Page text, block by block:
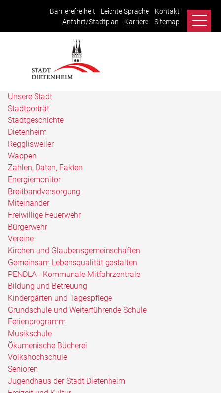
Barrierefreiheit Leichte Sprache
Kontakt
Anfahrt/Stadtplan
Karriere Sitemap
Unsere Stadt
Stadtporträt
Stadtgeschichte
Dietenheim
Regglisweiler
Wappen
Zahlen, Daten, Fakten
Energiemonitor
Breitbandversorgung
Miteinander
Freiwillige Feuerwehr
Bürgerwehr
Vereine
Kirchen und Glaubensgemeinschaften
Gemeinsam Lebensqualität gestalten
PENDLA - Kommunale Mitfahrzentrale
Bildung und Betreuung
Kindergärten und Tagespflege
Grundschule und Weiterführende Schule
Ferienprogramm
Musikschule
Ökumenische Bücherei
Volkshochschule
Senioren
Jugendhaus der Stadt Dietenheim